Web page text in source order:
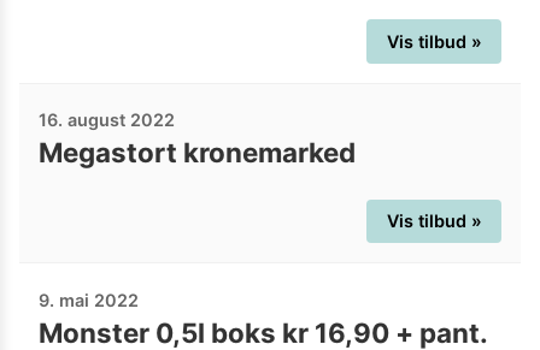
Vis tilbud »
16. august 2022
Megastort kronemarked
Vis tilbud »
9. mai 2022
Monster 0,5l boks kr 16,90 + pant.